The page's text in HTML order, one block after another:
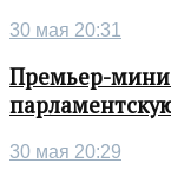
30 мая 20:31
Премьер-
30 мая 20:29